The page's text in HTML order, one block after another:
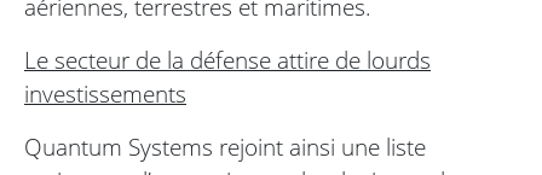
aériennes, terrestres et maritimes.
Le secteur de la défense attire de lourds
investissements
Quantum Systems rejoint ainsi une liste